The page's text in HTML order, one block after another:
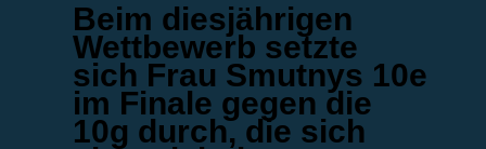
Beim diesjährigen
Wettbewerb setzte
sich Frau Smutnys 10e
im Finale gegen die
10g durch, die sich